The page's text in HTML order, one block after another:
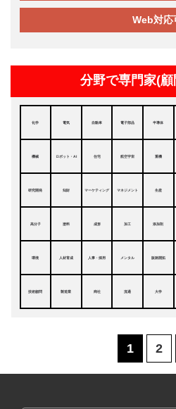
Web対応
分野で専門家(
化学 電気 自動車 電子部品 半導体
機械 ロボット・AI 住宅 航空宇宙 重機
研究開発 知財 マーケティング マネジメント 生産
高分子 塗料 成形 加工 添加剤
環境 人材育成 人事・採用 メンタル 販路開拓
技術顧問 製造業 商社 流通 大学
1 2